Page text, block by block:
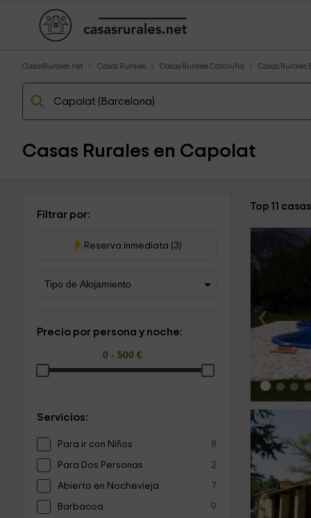
CasasRurales.net Casas Rurales Casas Rurales Cataluña Casas Rurales
Casas Rurales en Capolat
Filtrar por:
Reserva inmediata (3)
Precio por persona y noche:
Servicios:
Para ir con Niños 8
Para Dos Personas 2
Abierto en Nochevieja 7
Barbacoa 9
Top 11
‹
‹